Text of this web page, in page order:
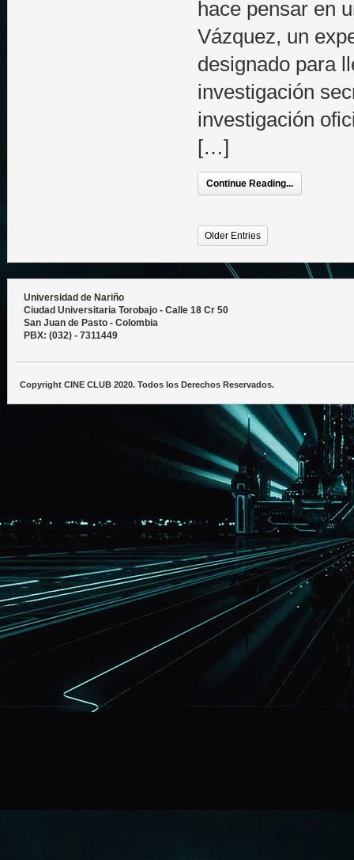
hace pensar en
Vázquez, un
designado para
investigación
investigación
[…]
Continue Reading...
Older Entries
Universidad de Nariño
Ciudad Universitaria Torobajo - Calle 18 Cr 50
San Juan de Pasto - Colombia
PBX: (032) - 7311449
Copyright CINE CLUB 2020. Todos los Derechos Reservados.